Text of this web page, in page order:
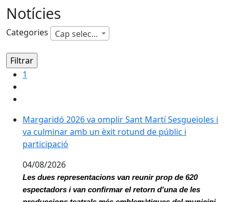
Notícies
Categories Cap selecció
1
Margaridó 2026 va omplir Sant Martí Sesgueioles i
Margaridó 2026 va omplir Sant Martí Sesgueioles i
va culminar amb un èxit rotund de públic i
participació
04/08/2026
Les dues representacions van reunir prop de 620
espectadors i van confirmar el retorn d'una de les